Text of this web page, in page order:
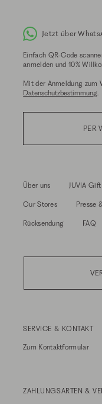
Jetzt über
Einfach QR-Code
anmelden und 10%
Mit der Anmeldung zum
Datenschutzbestimmung.
PER
Über uns JUVIA
Our Stores Presse
Rücksendung FAQ
SERVICE & KONTAKT
Zum Kontaktformular
ZAHLUNGSARTEN &